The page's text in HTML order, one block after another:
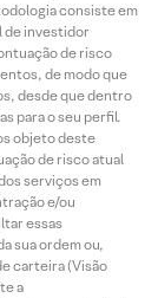
consiste em
de investidor
de risco
de modo que
desde que dentro
para o seu perfil.
objeto deste
de risco atual
serviços em
e/ou
essas
sua ordem ou,
carteira (Visão
a